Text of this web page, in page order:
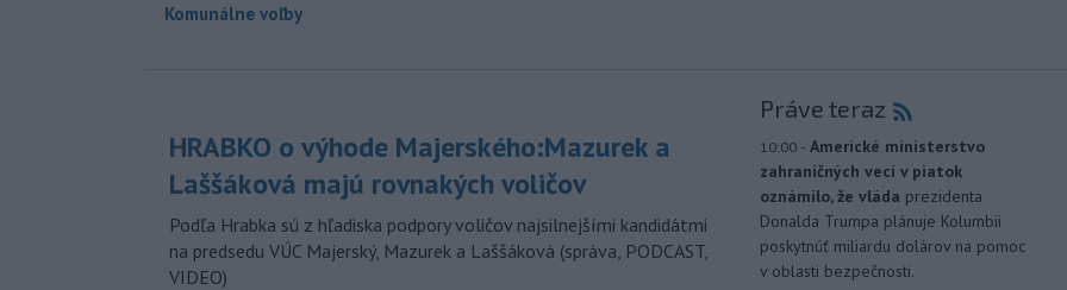
Komunálne voľby
HRABKO o výhode Majerského:Mazurek a
Laššáková majú rovnakých voličov
Podľa Hrabka sú z hľadiska podpory voličov najsilnejšími kandidátmi
na predsedu VÚC Majerský, Mazurek a Laššáková (správa, PODCAST,
VIDEO)
Práve teraz
10:00 - Americké ministerstvo
zahraničných vecí v piatok
oznámilo, že vláda prezidenta
Donalda Trumpa plánuje Kolumbii
poskytnúť miliardu dolárov na pomoc
v oblasti bezpečnosti.